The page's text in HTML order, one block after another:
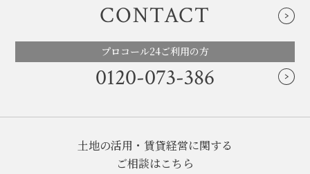
CONTACT
プロコール24ご利用の方
0120-073-386
土地の活用・賃貸経営に関する
ご相談はこちら